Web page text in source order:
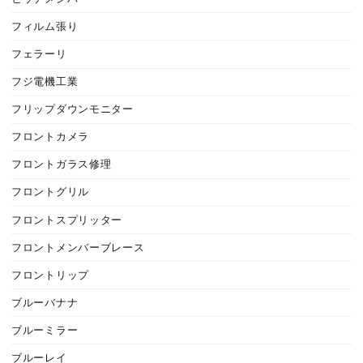
フィルム張り
フェラーリ
フジ電機工業
フリップダウンモニター
フロントカメラ
フロントガラス修理
フロントグリル
フロントスプリッター
フロントメンバーブレース
フロントリップ
ブルーバナナ
ブルーミラー
ブルーレイ